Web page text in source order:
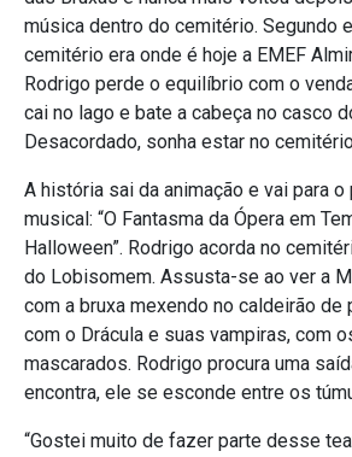
música dentro do cemitério. Segundo
cemitério era onde é hoje a EMEF
Rodrigo perde o equilíbrio com o
cai no lago e bate a cabeça no casco
Desacordado, sonha estar no
A história sai da animação e vai para
musical: “O Fantasma da Ópera em
Halloween”. Rodrigo acorda no
do Lobisomem. Assusta-se ao ver a
com a bruxa mexendo no caldeirão de
com o Drácula e suas vampiras, com
mascarados. Rodrigo procura uma
encontra, ele se esconde entre os
“Gostei muito de fazer parte desse